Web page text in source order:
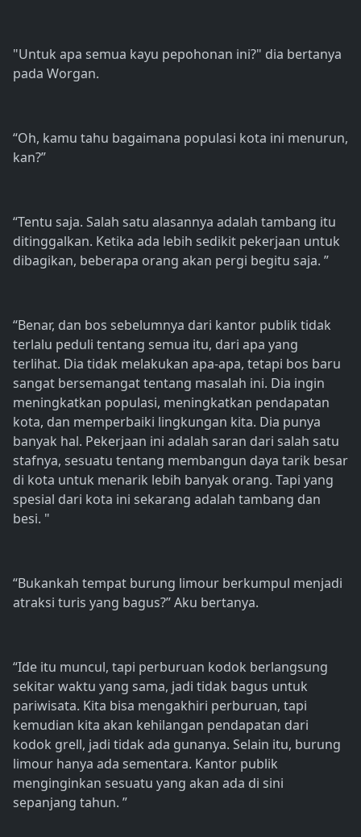
"Untuk apa semua kayu pepohonan ini?" dia bertanya
pada Worgan.
“Oh, kamu tahu bagaimana populasi kota ini menurun,
kan?”
“Tentu saja. Salah satu alasannya adalah tambang itu
ditinggalkan. Ketika ada lebih sedikit pekerjaan untuk
dibagikan, beberapa orang akan pergi begitu saja. ”
“Benar, dan bos sebelumnya dari kantor publik tidak
terlalu peduli tentang semua itu, dari apa yang
terlihat. Dia tidak melakukan apa-apa, tetapi bos baru
sangat bersemangat tentang masalah ini. Dia ingin
meningkatkan populasi, meningkatkan pendapatan
kota, dan memperbaiki lingkungan kita. Dia punya
banyak hal. Pekerjaan ini adalah saran dari salah satu
stafnya, sesuatu tentang membangun daya tarik besar
di kota untuk menarik lebih banyak orang. Tapi yang
spesial dari kota ini sekarang adalah tambang dan
besi. "
“Bukankah tempat burung limour berkumpul menjadi
atraksi turis yang bagus?” Aku bertanya.
“Ide itu muncul, tapi perburuan kodok berlangsung
sekitar waktu yang sama, jadi tidak bagus untuk
pariwisata. Kita bisa mengakhiri perburuan, tapi
kemudian kita akan kehilangan pendapatan dari
kodok grell, jadi tidak ada gunanya. Selain itu, burung
limour hanya ada sementara. Kantor publik
menginginkan sesuatu yang akan ada di sini
sepanjang tahun. ”